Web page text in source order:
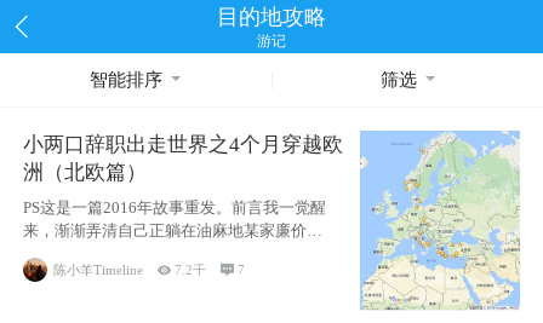
目的地攻略
游记
智能排序 筛选
小两口辞职出走世界之4个月穿越欧
洲（北欧篇）
PS这是一篇2016年故事重发。前言我一觉醒
来，渐渐弄清自己正躺在油麻地某家廉价宾
馆
陈小羊Timeline 7.2千 7